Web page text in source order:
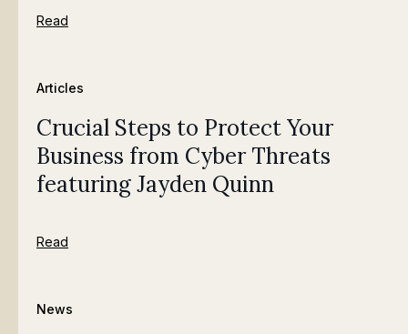
Read
Articles
Crucial Steps to Protect Your
Business from Cyber Threats
featuring Jayden Quinn
Read
News